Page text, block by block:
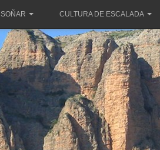
SOÑAR CULTURA DE ESCALADA